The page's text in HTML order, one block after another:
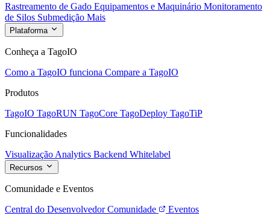
Rastreamento de Gado Equipamentos e Maquinário Monitoramento
de Silos Submedição Mais
Plataforma
Conheça a TagoIO
Como a TagoIO funciona Compare a TagoIO
Produtos
TagoIO TagoRUN TagoCore TagoDeploy TagoTiP
Funcionalidades
Visualização Analytics Backend Whitelabel
Recursos
Comunidade e Eventos
Central do Desenvolvedor Comunidade
Eventos